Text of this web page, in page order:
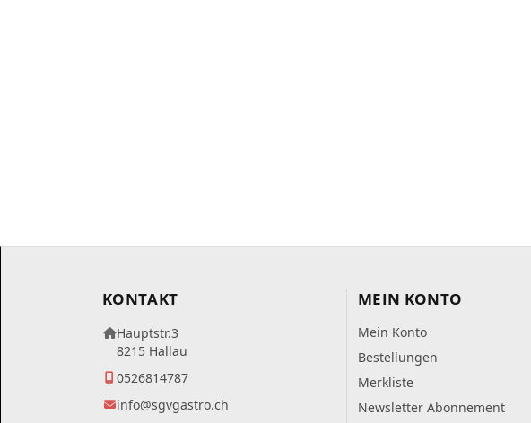
KONTAKT
Hauptstr.3
8215 Hallau
0526814787
info@sgvgastro.ch
MEIN KONTO
Mein Konto
Bestellungen
Merkliste
Newsletter Abonnement